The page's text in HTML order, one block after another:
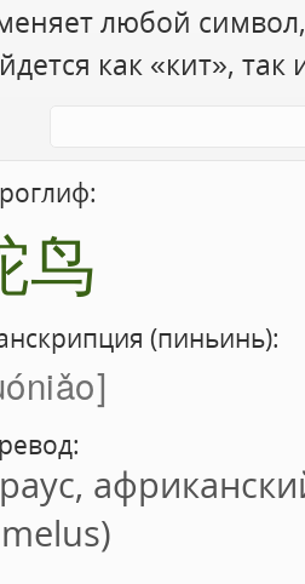
любой
как «кит», так
鸟
(пиньинь):